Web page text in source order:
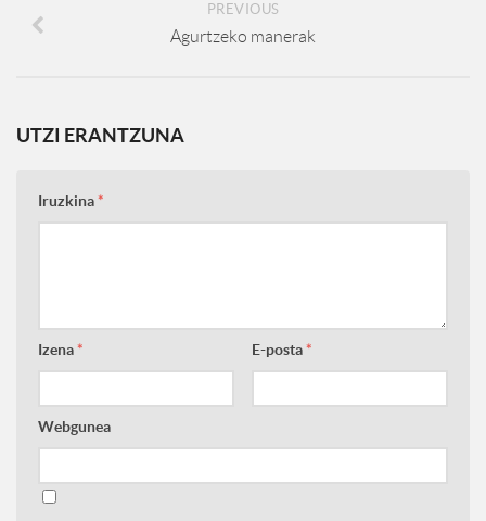
PREVIOUS
Agurtzeko manerak
UTZI ERANTZUNA
Iruzkina*
Izena* E-posta*
Webgunea